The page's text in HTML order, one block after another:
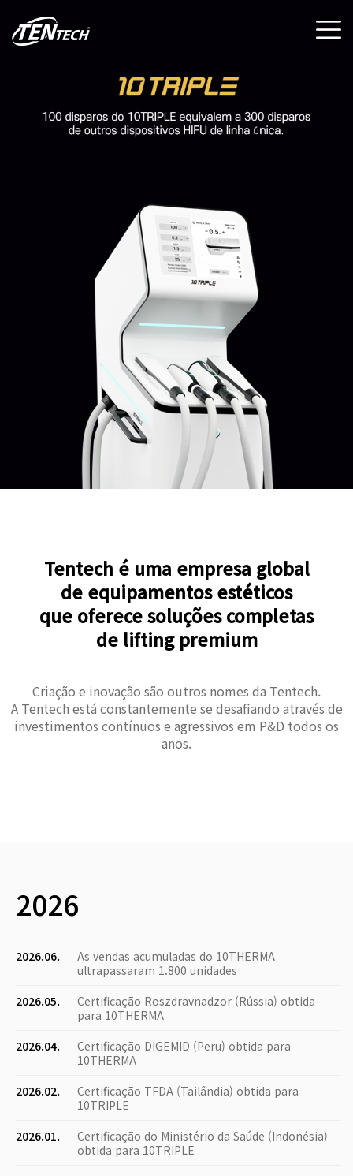
Tentech é uma empresa global
de equipamentos estéticos
que oferece soluções completas
de lifting premium
Criação e inovação são outros nomes da Tentech.
A Tentech está constantemente se desafiando através de
investimentos contínuos e agressivos em P&D todos os
anos.
2026
2026.06.
As vendas acumuladas do 10THERMA
ultrapassaram 1.800 unidades
2026.05.
Certificação Roszdravnadzor (Rússia) obtida
para 10THERMA
2026.04.
Certificação DIGEMID (Peru) obtida para
10THERMA
2026.02.
Certificação TFDA (Tailândia) obtida para
10TRIPLE
2026.01.
Certificação do Ministério da Saúde (Indonésia)
obtida para 10TRIPLE